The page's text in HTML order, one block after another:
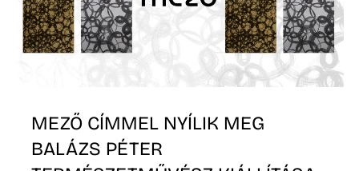
MEZŐ CÍMMEL NYÍLIK MEG
BALÁZS PÉTER